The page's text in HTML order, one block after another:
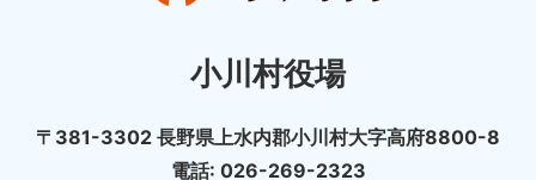
小川村役場
〒381-3302 長野県上水内郡小川村大字高府8800-8
電話: 026-269-2323